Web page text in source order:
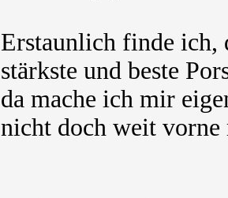
Erstaunlich finde ich,
stärkste und beste
da mache ich mir
nicht doch weit